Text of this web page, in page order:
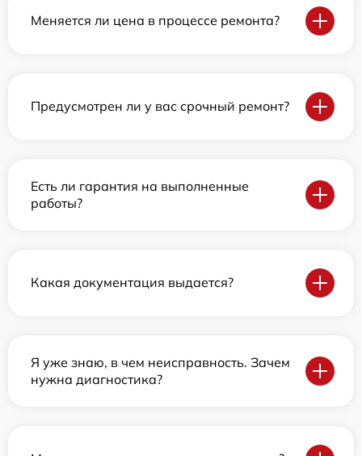
Меняется ли цена в процессе ремонта?
Предусмотрен ли у вас срочный ремонт?
Есть ли гарантия на выполненные
работы?
Какая документация выдается?
Я уже знаю, в чем неисправность. Зачем
нужна диагностика?